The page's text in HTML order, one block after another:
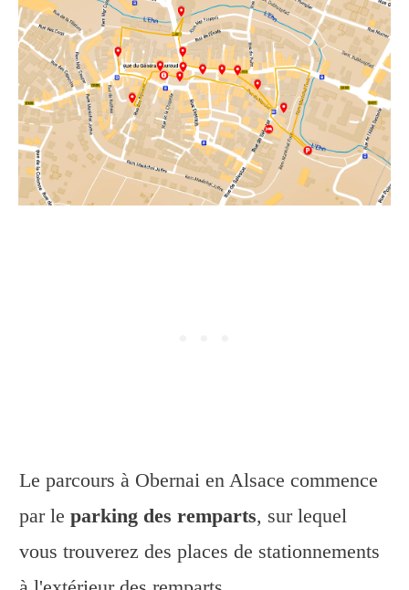
Le parcours à Obernai en Alsace commence
par le parking des remparts, sur lequel
vous trouverez des places de stationnements